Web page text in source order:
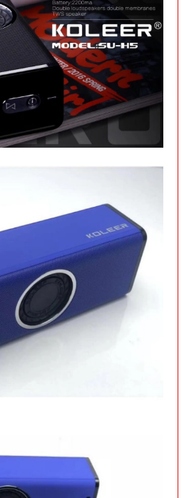
0,3kg
Đặt
Tripod 3
chân K07
49.000 đ